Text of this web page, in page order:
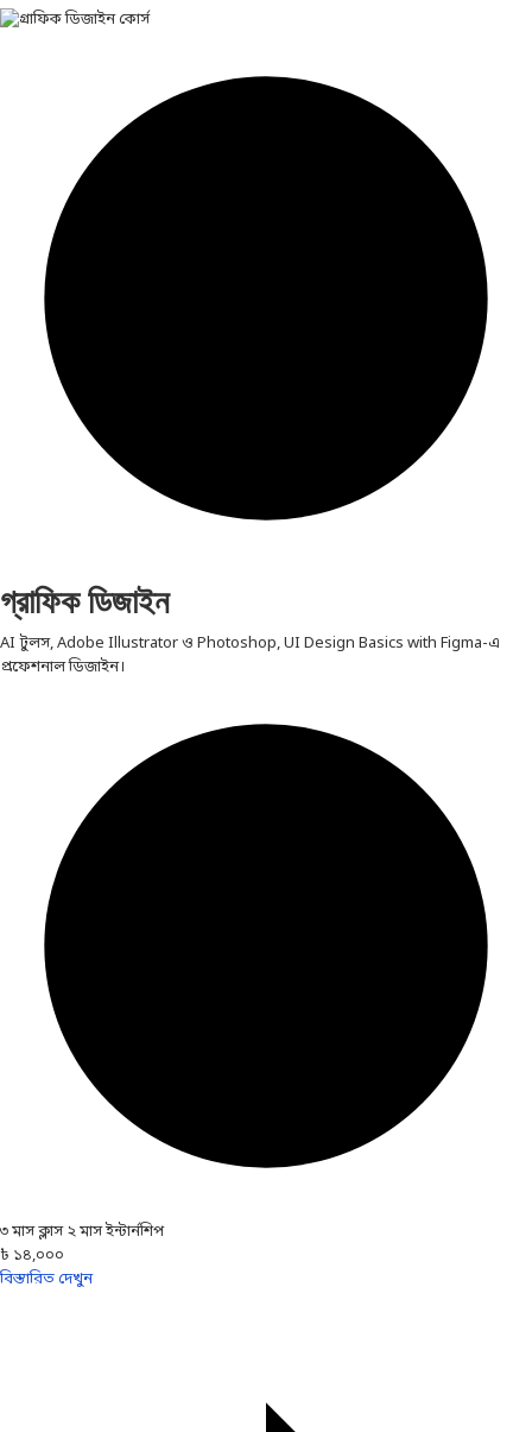
গ্রাফিক ডিজাইন
AI টুলস, Adobe Illustrator ও Photoshop, UI Design Basics with Figma-এ
প্রফেশনাল ডিজাইন।
৩ মাস ক্লাস ২ মাস ইন্টার্নশিপ
৳ ১৪,০০০
বিস্তারিত দেখুন